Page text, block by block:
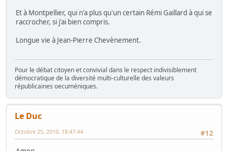
Et à Montpellier, qui n'a plus qu'un certain Rémi Gaillard à qui se
raccrocher, si j'ai bien compris.
Longue vie à Jean-Pierre Chevènement.
Pour le débat citoyen et convivial dans le respect indivisiblement
démocratique de la diversité multi-culturelle des valeurs
républicaines oecuméniques.
Le Duc
#12
Octobre 25, 2010, 18:47:44